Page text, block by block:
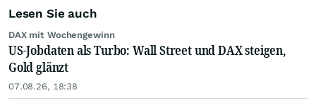
Lesen Sie auch
DAX mit Wochengewinn
US-Jobdaten als Turbo: Wall Street und DAX steigen,
Gold glänzt
07.08.26, 18:38